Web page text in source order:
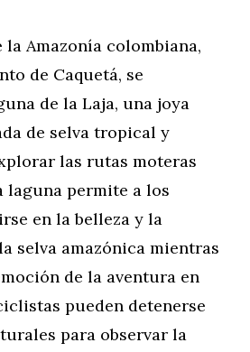
la Amazonía colombiana,
de Caquetá, se
de la Laja, una joya
de selva tropical y
las rutas moteras
laguna permite a los
en la belleza y la
selva amazónica mientras
de la aventura en
pueden detenerse
para observar la